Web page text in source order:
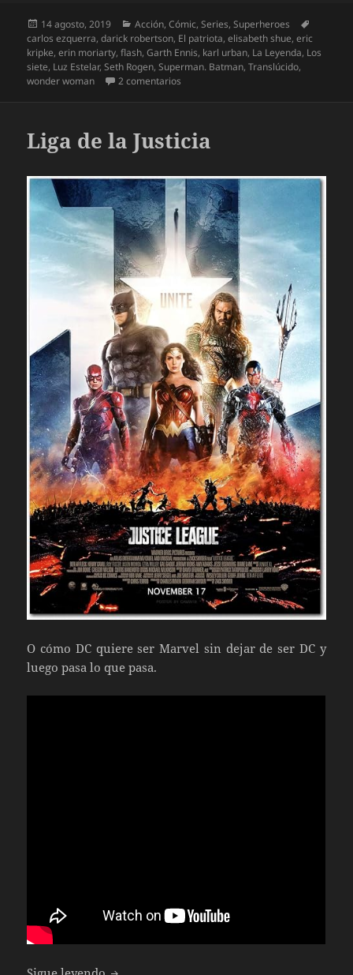
Publicado
el
14 agosto, 2019 Categorías
Acción,Cómic,Series,Superheroes
carlos ezquerra,darick robertson, El patriota,elisabeth shue,eric
kripke,erin moriarty,flash,Garth Ennis, karl urban, La Leyenda, Los
siete, Luz Estelar,Seth Rogen,Superman. Batman,Translúcido,
wonder woman
2 comentarios
Liga de la Justicia
O cómo DC quiere ser Marvel sin dejar de ser DC y
luego pasa lo que pasa.